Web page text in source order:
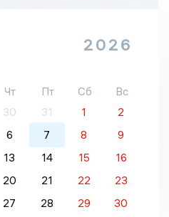
2026
Чт Пт Сб
Вс
30 31 1
2
6 7 8
9
13 14 15
16
20 21 22
23
27 28 29 30